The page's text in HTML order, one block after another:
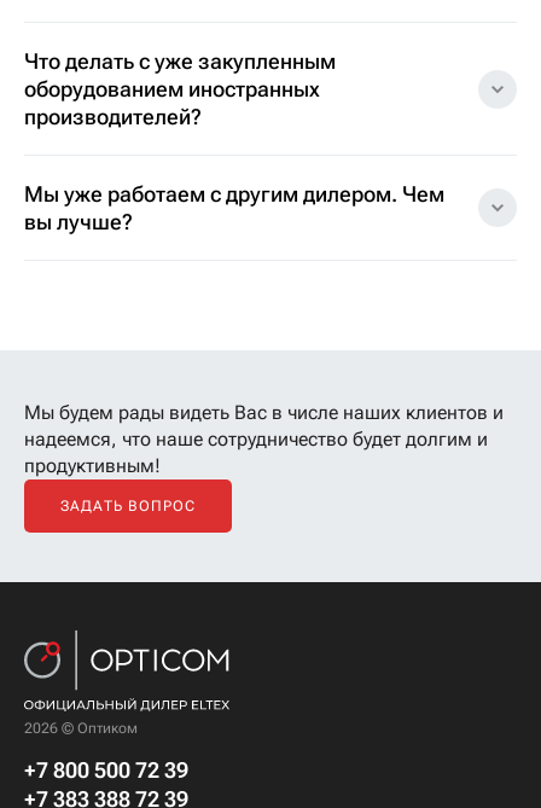
Что делать с уже закупленным
оборудованием иностранных
производителей?
Мы уже работаем с другим дилером. Чем
вы лучше?
Мы будем рады видеть Вас в числе наших клиентов и
надеемся, что наше сотрудничество будет долгим и
продуктивным!
ЗАДАТЬ ВОПРОС
2026 © Оптиком
+7 800 500 72 39
+7 383 388 72 39